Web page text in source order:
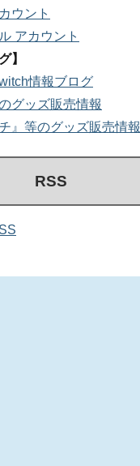
ウント
アカウント
】
情報ブログ
グッズ販売情報
』等のグッズ販売情報
RSS